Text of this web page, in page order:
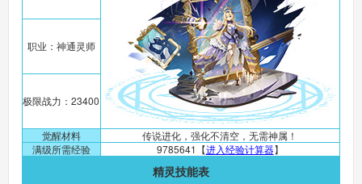
职业：神通灵师
极限战力：23400
觉醒材料
传说进化，强化不清空，无需神属！
满级所需经验
9785641【进入经验计算器】
精灵技能表